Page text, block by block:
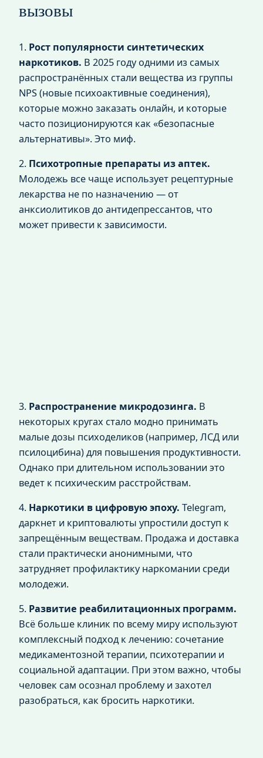
вызовы
1. Рост популярности синтетических
наркотиков. В 2025 году одними из самых
распространённых стали вещества из группы
NPS (новые психоактивные соединения),
которые можно заказать онлайн, и которые
часто позиционируются как «безопасные
альтернативы». Это миф.
2. Психотропные препараты из аптек.
Молодежь все чаще использует рецептурные
лекарства не по назначению — от
анксиолитиков до антидепрессантов, что
может привести к зависимости.
3. Распространение микродозинга. В
некоторых кругах стало модно принимать
малые дозы психоделиков (например, ЛСД или
псилоцибина) для повышения продуктивности.
Однако при длительном использовании это
ведет к психическим расстройствам.
4. Наркотики в цифровую эпоху. Telegram,
даркнет и криптовалюты упростили доступ к
запрещённым веществам. Продажа и доставка
стали практически анонимными, что
затрудняет профилактику наркомании среди
молодежи.
5. Развитие реабилитационных программ.
Всё больше клиник по всему миру используют
комплексный подход к лечению: сочетание
медикаментозной терапии, психотерапии и
социальной адаптации. При этом важно, чтобы
человек сам осознал проблему и захотел
разобраться, как бросить наркотики.